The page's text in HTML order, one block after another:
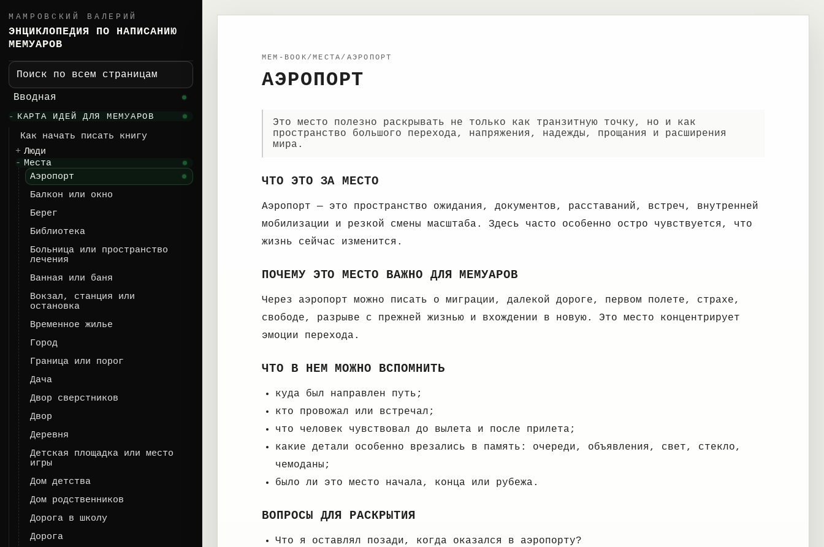
МАМРОВСКИЙ ВАЛЕРИЙ
ЭНЦИКЛОПЕДИЯ ПО НАПИСАНИЮ
МЕМУАРОВ
Поиск по всем страницам
Вводная
КАРТА ИДЕЙ ДЛЯ МЕМУАРОВ
Как начать писать книгу
Люди
Места
Аэропорт
Балкон или окно
Берег
Библиотека
Больница или пространство
лечения
Ванная или баня
Вокзал, станция или
остановка
Временное жилье
Город
Граница или порог
Дача
Двор сверстников
Двор
Деревня
Детская площадка или место
игры
Дом детства
Дом родственников
Дорога в школу
Дорога
MEM-BOOK/МЕСТА/АЭРОПОРТ
АЭРОПОРТ
Это место полезно раскрывать не только как транзитную точку, но и как
пространство большого перехода, напряжения, надежды, прощания и расширения
мира.
ЧТО ЭТО ЗА МЕСТО
Аэропорт — это пространство ожидания, документов, расставаний, встреч, внутренней
мобилизации и резкой смены масштаба. Здесь часто особенно остро чувствуется, что
жизнь сейчас изменится.
ПОЧЕМУ ЭТО МЕСТО ВАЖНО ДЛЯ МЕМУАРОВ
Через аэропорт можно писать о миграции, далекой дороге, первом полете, страхе,
свободе, разрыве с прежней жизнью и вхождении в новую. Это место концентрирует
эмоции перехода.
ЧТО В НЕМ МОЖНО ВСПОМНИТЬ
куда был направлен путь;
кто провожал или встречал;
что человек чувствовал до вылета и после прилета;
какие детали особенно врезались в память: очереди, объявления, свет, стекло,
чемоданы;
было ли это место начала, конца или рубежа.
ВОПРОСЫ ДЛЯ РАСКРЫТИЯ
Что я оставлял позади, когда оказался в аэропорту?